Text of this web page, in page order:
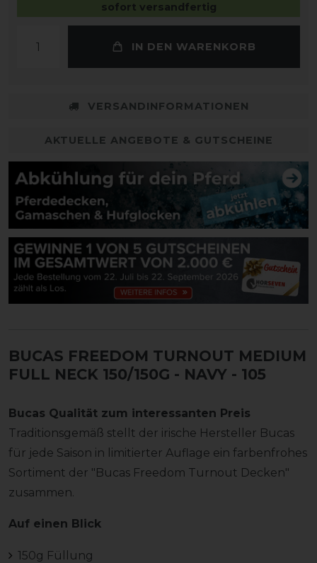
sofort versandfertig
IN DEN WARENKORB
VERSANDINFORMATIONEN
AKTUELLE ANGEBOTE & GUTSCHEINE
BUCAS FREEDOM TURNOUT MEDIUM
FULL NECK 150/150G - NAVY - 105
Bucas Qualität zum interessanten Preis
Traditionsgemäß stellt der irische Hersteller Bucas
für jede Saison in limitierter Auflage ein farbenfrohes
Sortiment der "Bucas Freedom Turnout Decken"
zusammen.
Auf einen Blick
150g Füllung